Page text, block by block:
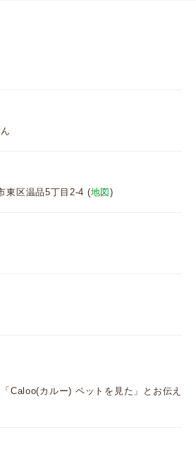
東区温品5丁目2-4 (地図)
Caloo(カルー) ペットを見た」とお伝え